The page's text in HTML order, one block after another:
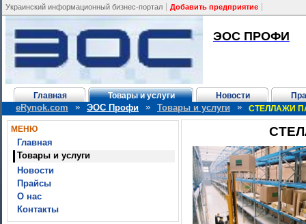
Украинский информационный бизнес-портал Добавить предприятие
ЭОС ПРОФИ
Главная Товары и услуги Новости
eRynok.com » ЭОС Профи » Товары и услуги » СТЕЛЛАЖИ
МЕНЮ
Главная
Товары и услуги
Новости
Прайсы
О нас
Контакты